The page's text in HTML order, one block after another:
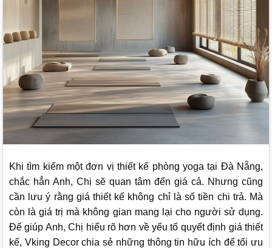
Khi tìm kiếm một đơn vị thiết kế phòng yoga tại Đà Nẵng,
chắc hẳn Anh, Chị sẽ quan tâm đến giá cả. Nhưng cũng
cần lưu ý rằng giá thiết kế không chỉ là số tiền chi trả. Mà
còn là giá trị mà không gian mang lại cho người sử dụng.
Để giúp Anh, Chị hiểu rõ hơn về yếu tố quyết định giá thiết
kế, Vking Decorchia sẻ những thông tin hữu ích để tối ưu